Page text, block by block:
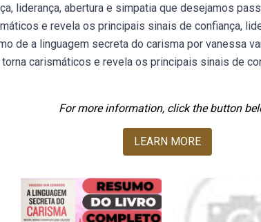
liderança, abertura e simpatia que desejamos
e revela os principais sinais de confiança,
de a linguagem secreta do carisma por vanessa
carismáticos e revela os principais sinais de
For more information, click the button
LEARN MORE